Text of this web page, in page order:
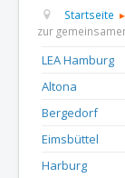
Startseite
Informationen
Kontakt
Startseite
zur
LEA Hamburg
Altona
Bergedorf
Eimsbüttel
Harburg